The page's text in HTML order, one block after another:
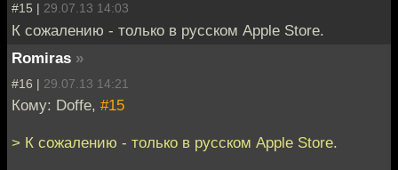
#15 | 29.07.13 14:03
К сожалению - только в русском Apple Store.
Romiras »
#16 | 29.07.13 14:21
Кому: Doffe, #15
> К сожалению - только в русском Apple Store.